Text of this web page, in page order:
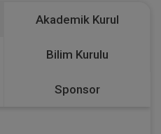
Akademik Kurul
Bilim Kurulu
Sponsor